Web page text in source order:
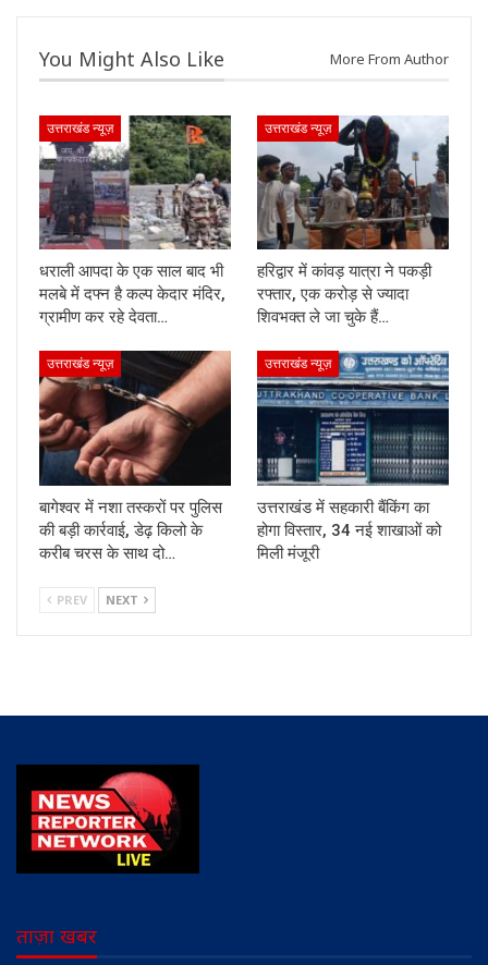
You Might Also Like More From Author
उत्तराखंड न्यूज़
धराली आपदा के एक साल बाद भी
मलबे में दफ्न है कल्प केदार मंदिर,
ग्रामीण कर रहे देवता…
उत्तराखंड न्यूज़
हरिद्वार में कांवड़ यात्रा ने पकड़ी
रफ्तार, एक करोड़ से ज्यादा
शिवभक्त ले जा चुके हैं…
उत्तराखंड न्यूज़
बागेश्वर में नशा तस्करों पर पुलिस
की बड़ी कार्रवाई, डेढ़ किलो के
करीब चरस के साथ दो…
उत्तराखंड न्यूज़
उत्तराखंड में सहकारी बैंकिंग का
होगा विस्तार, 34 नई शाखाओं को
मिली मंजूरी
PREV NEXT
ताज़ा खबर